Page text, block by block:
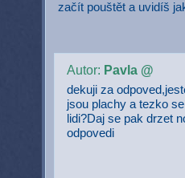
začít pouštět a uvidíš
Autor: Pavla @
dekuji za
jsou plachy a tezko
lidi?Daj se pak drzet
odpovedi